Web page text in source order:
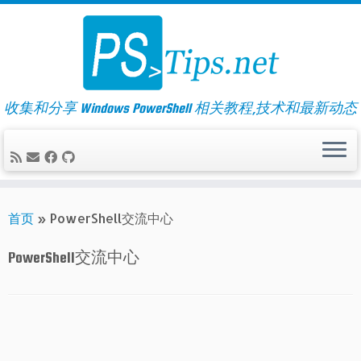
Skip
收集和分享 Windows PowerShell 相关教程,技术和最新动态
首页 » PowerShell交流中心
PowerShell交流中心